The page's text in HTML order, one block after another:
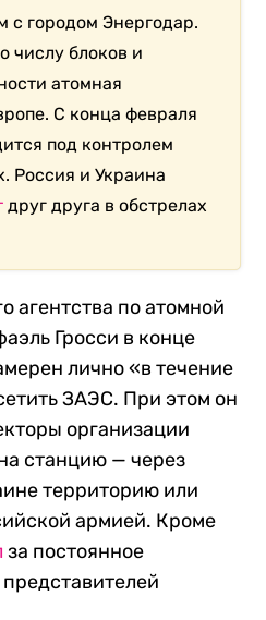
с городом Энергодар.
числу блоков и
атомная
С конца февраля
под контролем
Россия и Украина
друг друга в обстрелах
агентства по атомной
Гросси в конце
лично «в течение
ЗАЭС. При этом он
организации
станцию — через
территорию или
армией. Кроме
за постоянное